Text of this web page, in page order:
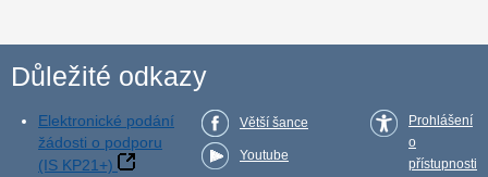
Důležité odkazy
Elektronické podání
žádosti o podporu
(IS KP21+)
Větší šance
Youtube
Prohlášení
o
přístupnosti